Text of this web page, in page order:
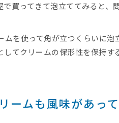
買ってきて泡立ててみると、
ムを使って角が立つくらいに
てクリームの保形性を保持す
ームも風味があっ